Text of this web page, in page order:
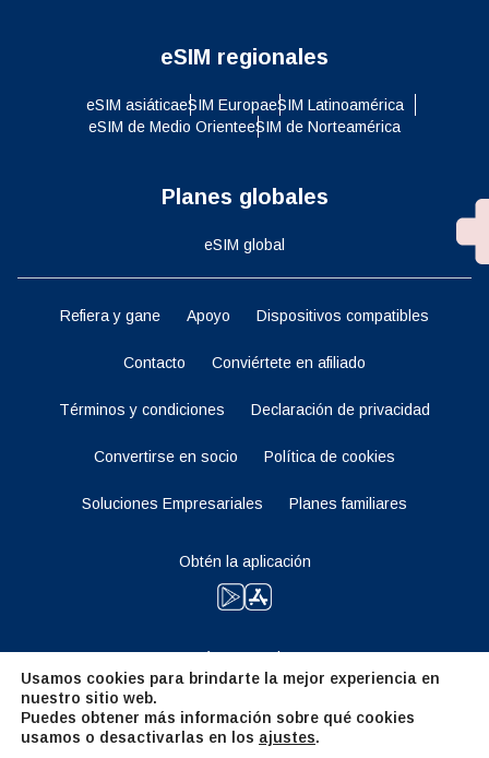
eSIM regionales
eSIM asiáticaeSIM EuropaeSIM Latinoamérica
eSIM de Medio OrienteeSIM de Norteamérica
Planes globales
eSIM global
Refiera y gane Apoyo Dispositivos compatibles
Contacto Conviértete en afiliado
Términos y condiciones Declaración de privacidad
Convertirse en socio Política de cookies
Soluciones Empresariales Planes familiares
Obtén la aplicación
Manténganse al tanto
Usamos cookies para brindarte la mejor experiencia en
nuestro sitio web.
Puedes obtener más información sobre qué cookies
usamos o desactivarlas en los ajustes.